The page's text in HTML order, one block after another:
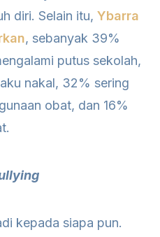
diri. Selain itu, Ybarra
, sebanyak 39%
putus sekolah,
nakal, 32% sering
obat, dan 16%
kepada siapa pun.